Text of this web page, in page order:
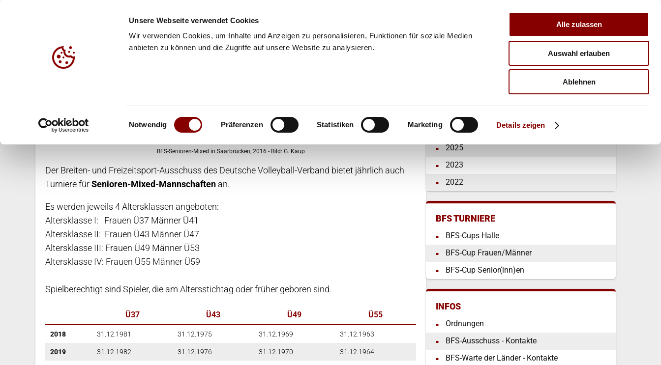
Unsere Webseite verwendet Cookies
Wir verwenden Cookies, um Inhalte und Anzeigen zu personalisieren, Funktionen für soziale Medien
anbieten zu können und die Zugriffe auf unsere Website zu analysieren.
Einwilligungsauswahl
Notwendig Präferenzen Statistiken Marketing Details zeigen
Alle zulassen
Auswahl erlauben
Ablehnen
VERBAND TRAINER
BFS-Cup - Senior(inn)en
BFS-Senioren-Mixed in Saarbrücken, 2016 - Bild: G. Kaup
Der Breiten- und Freizeitsport-Ausschuss des Deutsche Volleyball-Verband bietet jährlich auch
Turniere fürSenioren-Mixed-Mannschaften an.
Es werden jeweils 4 Altersklassen angeboten:
Altersklasse I: Frauen Ü37 Männer Ü41
Altersklasse II: Frauen Ü43 Männer Ü47
Altersklasse III: Frauen Ü49 Männer Ü53
Altersklasse IV: Frauen Ü55 Männer Ü59
Spielberechtigt sind Spieler, die am Altersstichtag oder früher geboren sind.
Ü37 Ü43 Ü49 Ü55
2018 31.12.1981 31.12.1975 31.12.1969 31.12.1963
2019 31.12.1982 31.12.1976 31.12.1970 31.12.1964
Allgemein
2025
2023
2022
BFS TURNIERE
BFS-Cups Halle
BFS-Cup Frauen/Männer
BFS-Cup Senior(inn)en
INFOS
Ordnungen
BFS-Ausschuss - Kontakte
BFS-Warte der Länder - Kontakte